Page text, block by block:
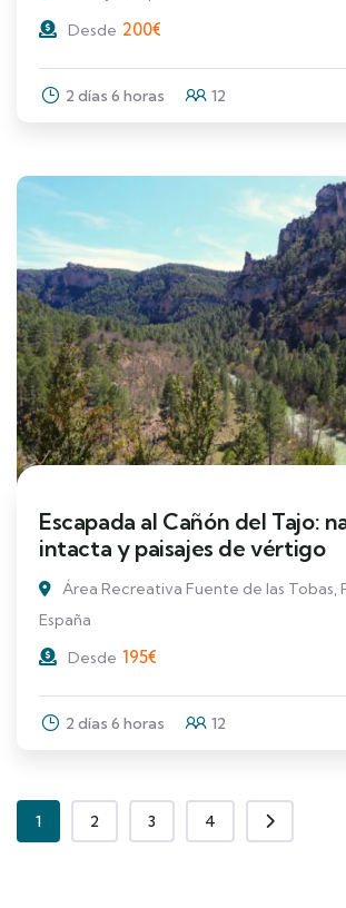
Desde 200€
2 días 6 horas 12
Escapada al Cañón del Tajo:
intacta y paisajes de vértigo
Área Recreativa Fuente de las Tobas,
España
Desde 195€
2 días 6 horas 12
1 2 3 4